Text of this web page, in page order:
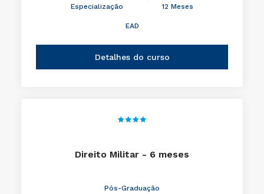
Especialização
12 Meses
EAD
Detalhes do curso
Direito Militar - 6 meses
Pós-Graduação